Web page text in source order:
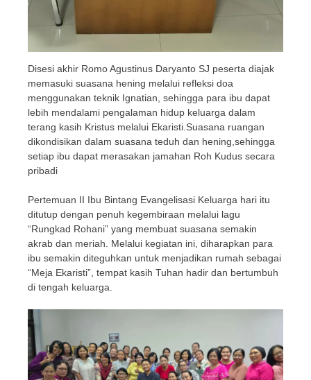
Disesi akhir Romo Agustinus Daryanto SJ peserta diajak
memasuki suasana hening melalui refleksi doa
menggunakan teknik Ignatian, sehingga para ibu dapat
lebih mendalami pengalaman hidup keluarga dalam
terang kasih Kristus melalui Ekaristi.Suasana ruangan
dikondisikan dalam suasana teduh dan hening,sehingga
setiap ibu dapat merasakan jamahan Roh Kudus secara
pribadi
Pertemuan II Ibu Bintang Evangelisasi Keluarga hari itu
ditutup dengan penuh kegembiraan melalui lagu
“Rungkad Rohani” yang membuat suasana semakin
akrab dan meriah. Melalui kegiatan ini, diharapkan para
ibu semakin diteguhkan untuk menjadikan rumah sebagai
“Meja Ekaristi”, tempat kasih Tuhan hadir dan bertumbuh
di tengah keluarga.